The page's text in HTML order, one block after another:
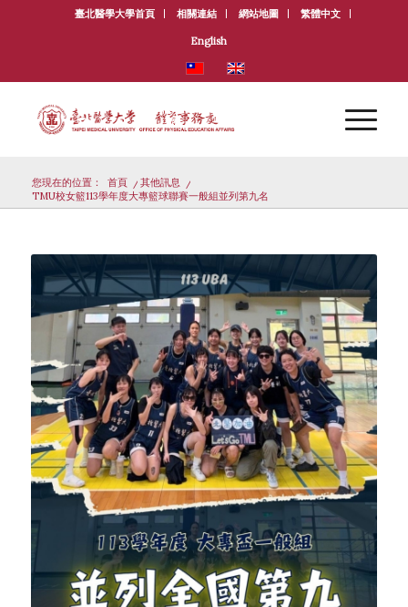
臺北醫學大學首頁 相關連結 網站地圖 繁體中文
English
您現在的位置： 首頁 / 其他訊息
/
TMU校女籃113學年度大專籃球聯賽一般組並列第九名